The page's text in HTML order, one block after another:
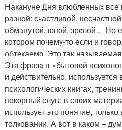
Накануне Дня влюбленных
разной: счастливой,
обманутой, юной, зрелой… Но
котором почему-то если и
обтекаемо. Это так
Эта фраза в «бытовой
и действительно, используется
психологических книгах,
покорный слуга в своих
использует это понятие,
толковании. А вот в каком –